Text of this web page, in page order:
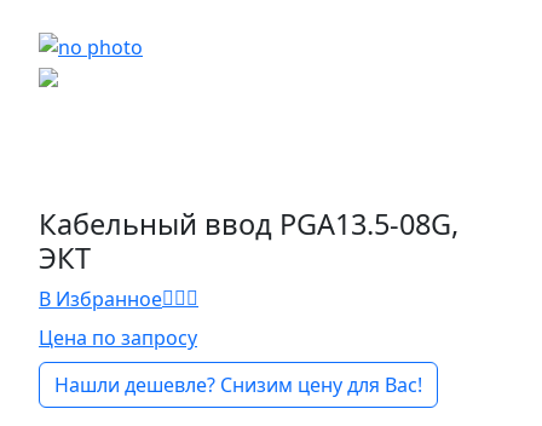
Кабельный ввод PGA13.5-08G,
ЭКТ
В Избранное
Цена по запросу
Нашли дешевле? Снизим цену для Вас!